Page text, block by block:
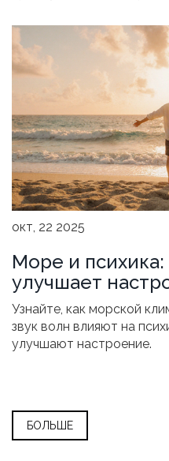
окт, 22 2025
Море и психика:
улучшает
Узнайте, как морской
звук волн влияют на
улучшают настроение.
БОЛЬШЕ